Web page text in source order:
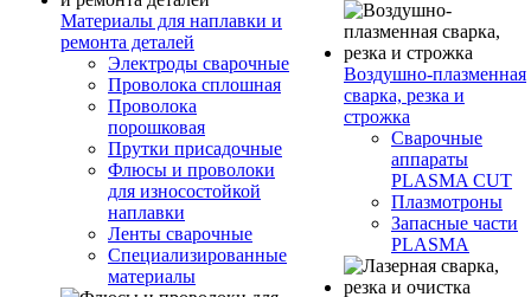
Материалы для наплавки и
ремонта деталей
Электроды сварочные
Проволока сплошная
Проволока
порошковая
Прутки присадочные
Флюсы и проволоки
для износостойкой
наплавки
Ленты сварочные
Специализированные
материалы
Воздушно-плазменная
сварка, резка и
строжка
Сварочные
аппараты
PLASMA CUT
Плазмотроны
Запасные части
PLASMA